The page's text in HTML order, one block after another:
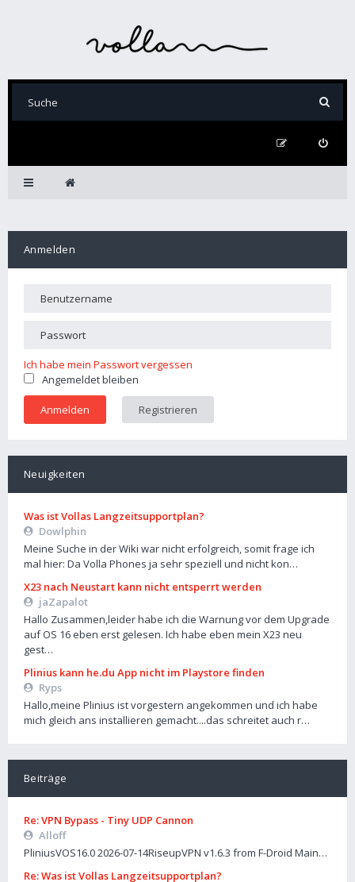
Anmelden
Ich habe mein Passwort vergessen
Angemeldet bleiben
Registrieren
Neuigkeiten
Was ist Vollas Langzeitsupportplan?
Dowlphin
Meine Suche in der Wiki war nicht erfolgreich, somit frage ich
mal hier: Da Volla Phones ja sehr speziell und nicht kon…
X23 nach Neustart kann nicht entsperrt werden
jaZapalot
Hallo Zusammen,leider habe ich die Warnung vor dem Upgrade
auf OS 16 eben erst gelesen. Ich habe eben mein X23 neu
gest…
Plinius kann he.du App nicht im Playstore finden
Ryps
Hallo,meine Plinius ist vorgestern angekommen und ich habe
mich gleich ans installieren gemacht....das schreitet auch r…
Beiträge
Re: VPN Bypass - Tiny UDP Cannon
Alloff
PliniusVOS16.0 2026-07-14RiseupVPN v1.6.3 from F-Droid Main…
Re: Was ist Vollas Langzeitsupportplan?